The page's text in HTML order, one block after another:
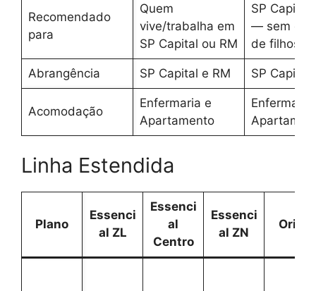
Recomendado
para
Quem
vive/trabalha em
SP Capital ou RM
SP Capital
— sem
de filhos
Abrangência SP Capital e RM SP Capital
Acomodação
Enfermaria e
Apartamento
Enfermaria
Linha Estendida
Plano
Essenci
al ZL
Essenci
al
Centro
Essenci
al ZN
Orion